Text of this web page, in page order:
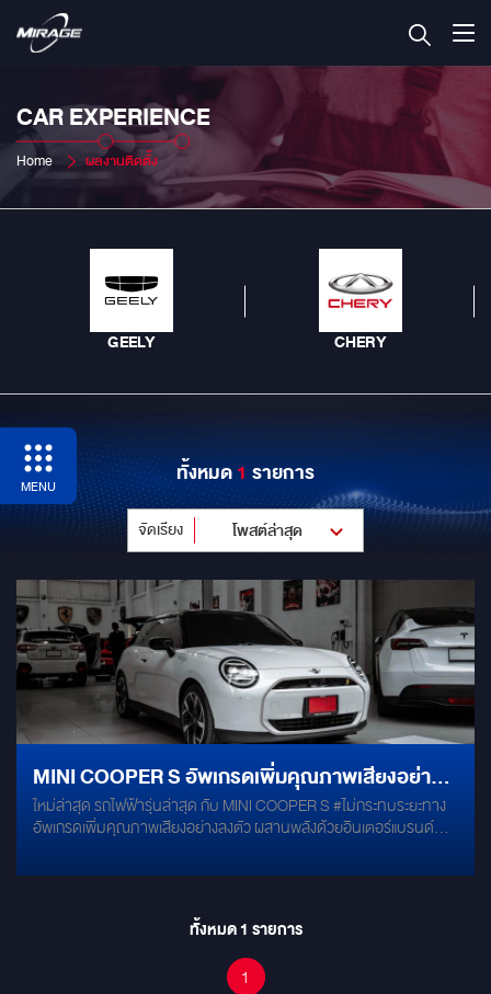
CAR EXPERIENCE
Home ผลงานติดตั้ง
GEELY CHERY
MENU ทั้งหมด1 รายการ
จัดเรียง โพสต์ล่าสุด
MINI COOPER S อัพเกรดเพิ่มคุณภาพเสียงอย่าง
ลงตัว ผสานพลังด้วยอินเตอร์แบรนด์ยอดนิยม
HERTZ และ AUDISON
ใหม่ล่าสุด รถไฟฟ้ารุ่นล่าสุด กับ MINI COOPER S #ไม่กระทบระยะทาง
อัพเกรดเพิ่มคุณภาพเสียงอย่างลงตัว ผสานพลังด้วยอินเตอร์แบรนด์
แอมป์/DSP รุ่นท๊อปจาก ALPINE * ลำโพงแยกชิ้น 6.5 นิ้ว สำหรับคู่หน้า
DCX1653 * ซับบ๊อกสำเร็จรูป 8 นิ้ว AUDISON APBX 8 AS * แอมป์
โปรเซสเซอร์ ALPINE PXE-X120-10DP * เสริมโครงสร้างลดแรงสั่น
สะเทือนด้วย แดมป์ MERCRY GOLD ติดตั้ง และ ปรับจูน โดยทีมช่างผู้
เชี่ยวชาญ มั่นใจได้ว่าระบบเสียงของคุณ จะได้รับการติดตั้งอย่างถูกต้อง
ทั้งหมด1 รายการ
1